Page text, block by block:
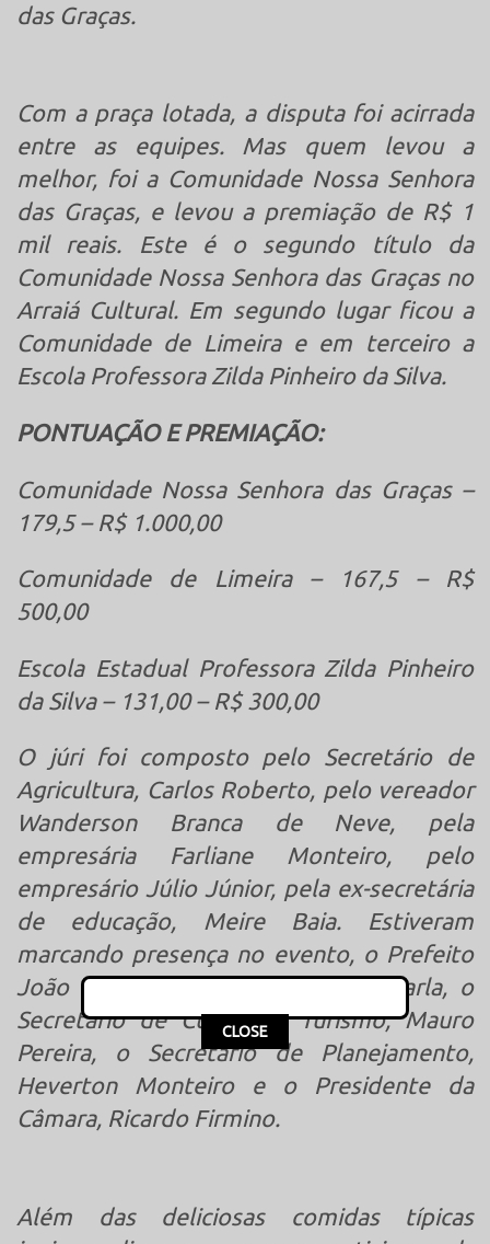
das Graças.
Com a praça lotada, a disputa foi acirrada
entre as equipes. Mas quem levou a
melhor, foi a Comunidade Nossa Senhora
das Graças, e levou a premiação de R$ 1
mil reais. Este é o segundo título da
Comunidade Nossa Senhora das Graças no
Arraiá Cultural. Em segundo lugar ficou a
Comunidade de Limeira e em terceiro a
Escola Professora Zilda Pinheiro da Silva.
PONTUAÇÃO E PREMIAÇÃO:
Comunidade Nossa Senhora das Graças –
179,5 – R$ 1.000,00
Comunidade de Limeira – 167,5 – R$
500,00
Escola Estadual Professora Zilda Pinheiro
da Silva – 131,00 – R$ 300,00
O júri foi composto pelo Secretário de
Agricultura, Carlos Roberto, pelo vereador
Wanderson Branca de Neve, pela
empresária Farliane Monteiro, pelo
empresário Júlio Júnior, pela ex-secretária
de educação, Meire Baia. Estiveram
marcando presença no evento, o Prefeito
João Rufino e a Primeira Dama Carla, o
Secretário de Cultura e Turismo, Mauro
Pereira, o Secretário de Planejamento,
Heverton Monteiro e o Presidente da
Câmara, Ricardo Firmino.
Além das deliciosas comidas típicas
This popup will close in:15
CLOSE